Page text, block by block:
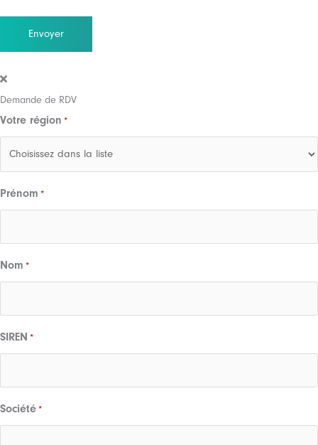
Demande de RDV
Votre région *
Prénom *
Nom *
SIREN *
Société *